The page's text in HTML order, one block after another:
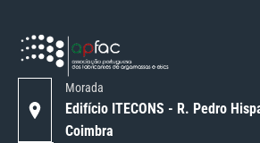
Morada
Edifício ITECONS - R. Pedro
Coimbra